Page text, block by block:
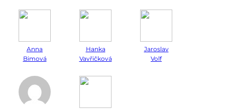
Anna
Bimová
Hanka
Vavřičková
Jaroslav
Volf